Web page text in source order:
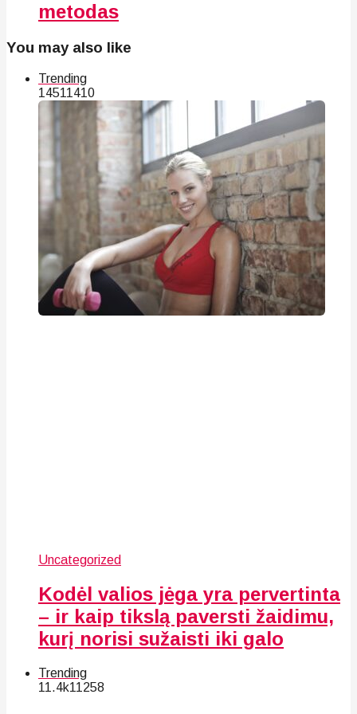
metodas
You may also like
Trending
14511410
Uncategorized
Kodėl valios jėga yra pervertinta
– ir kaip tikslą paversti žaidimu,
kurį norisi sužaisti iki galo
Trending
11.4k11258